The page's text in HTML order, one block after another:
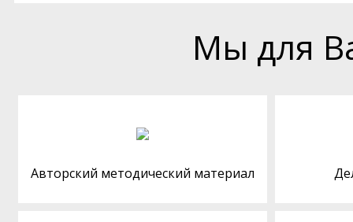
Мы для
Авторский методический материал